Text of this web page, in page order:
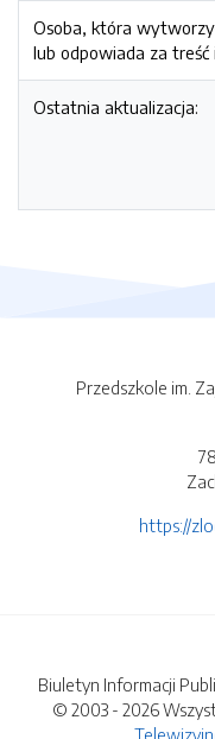
Osoba, która
lub odpowiada za treść
Ostatnia aktualizacja:
Przedszkole im.
https://
Biuletyn Informacji
© 2003 - 2026